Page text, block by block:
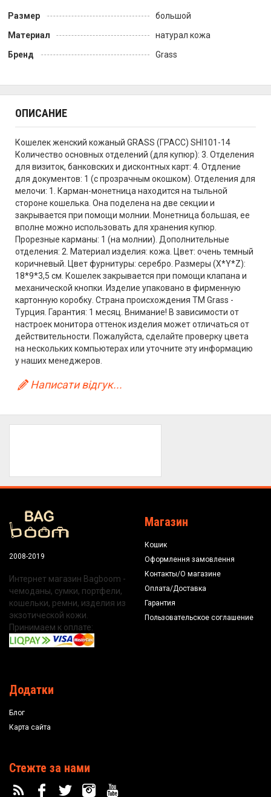
Размер
большой
Материал
натурал кожа
Бренд
Grass
ОПИСАНИЕ
Кошелек женский кожаный GRASS (ГРАСС) SHI101-14
Количество основных отделений (для купюр): 3. Отделения
для визиток, банковских и дисконтных карт: 4. Отдление
для документов: 1 (с прозрачным окошком). Отделения для
мелочи: 1. Карман-монетница находится на тыльной
стороне кошелька. Она поделена на две секции и
закрывается при помощи молнии. Монетница большая, ее
вполне можно использовать для хранения купюр.
Прорезные карманы: 1 (на молнии). Дополнительные
отделения: 2. Материал изделия: кожа. Цвет: очень темный
коричневый. Цвет фурнитуры: серебро. Размеры (X*Y*Z):
18*9*3,5 см. Кошелек закрывается при помощи клапана и
механической кнопки. Изделие упаковано в фирменную
картонную коробку. Страна происхождения ТМ Grass -
Турция. Гарантия: 1 месяц. Внимание! В зависимости от
настроек монитора оттенок изделия может отличаться от
действительности. Пожалуйста, сделайте проверку цвета
на нескольких компьютерах или уточните эту информацию
у наших менеджеров.
Написати відгук...
2008-2019
Интернет магазин Bagboom -
чемоданы, сумки, портфели,
кошельки, ремни, изделия из
экзотической кожи.
Принимаем к оплате:
Магазин
Кошик
Оформлення замовлення
Контакты/О магазине
Оплата/Доставка
Гарантия
Пользовательское соглашение
Додатки
Блог
Карта сайта
Стежте за нами